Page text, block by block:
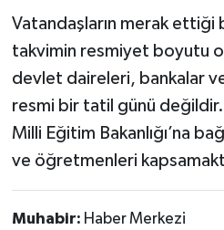
Vatandaşların merak ettiği
takvimin resmiyet boyutu
devlet daireleri, bankalar
resmi bir tatil günü değildir.
Milli Eğitim Bakanlığı’na
ve öğretmenleri
Muhabir: Haber Merkezi